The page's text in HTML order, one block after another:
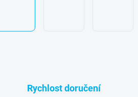
Rychlost doručení